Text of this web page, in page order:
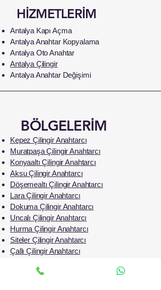
HİZMETLERİM
Antalya Kapı Açma
Antalya Anahtar Kopyalama
Antalya Oto Anahtar
Antalya Çilingir
Antalya Anahtar Değişimi
BÖLGELERİM
Kepez Çilingir Anahtarcı
Muratpaşa Çilingir Anahtarcı
Konyaaltı Çilingir Anahtarcı
Aksu Çilingir Anahtarcı
Döşemealtı Çilingir Anahtarcı
Lara Çilingir Anahtarcı
Dokuma Çilingir Anahtarcı
Uncalı Çilingir Anahtarcı
Hurma Çilingir Anahtarcı
Siteler Çilingir Anahtarcı
Çallı Çilingir Anahtarcı
Meydankavağı Çilingir Anahtarcı